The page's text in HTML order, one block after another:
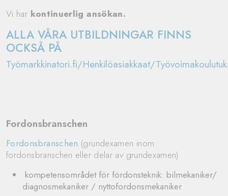
Vi har kontinuerlig ansökan.
ALLA VÅRA UTBILDNINGAR FINNS
OCKSÅ PÅ
Työmarkkinatori.fi/Henkilöasiakkaat/
Fordonsbranschen
Fordonsbranschen (grundexamen inom
fordonsbranschen eller delar av grundexamen)
kompetensområdet för fördonsteknik: bilmekaniker/
diagnosmekaniker / nyttofordonsmekaniker